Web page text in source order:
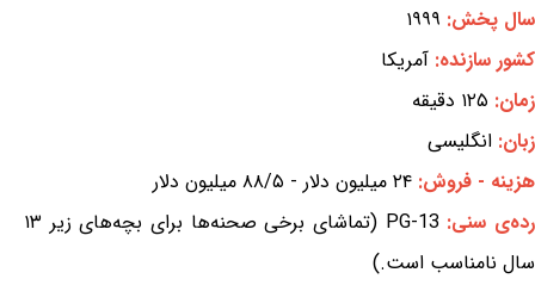
سال پخش: ۱۹۹۹
کشور سازنده: آمریکا
زمان: ۱۲۵ دقیقه
زبان: انگلیسی
هزینه - فروش: ۲۴ میلیون دلار - ۸۸/۵ میلیون دلار
رده‌ی سنی:
PG-13 (تماشای برخی صحنه‌ها برای بچه‌های زیر ۱۳
سال نامناسب است.)